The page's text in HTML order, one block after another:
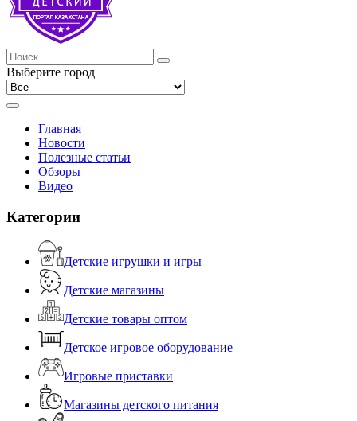
Выберите город
Главная
Новости
Полезные статьи
Обзоры
Видео
Категории
Детские игрушки и игры
Детские магазины
Детские товары оптом
Детское игровое оборудование
Игровые приставки
Магазины детского питания